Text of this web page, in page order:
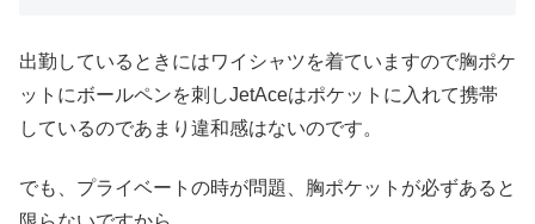
出勤しているときにはワイシャツを着ていますので胸ポケ
ットにボールペンを刺しJetAceはポケットに入れて携帯
しているのであまり違和感はないのです。
でも、プライベートの時が問題、胸ポケットが必ずあると